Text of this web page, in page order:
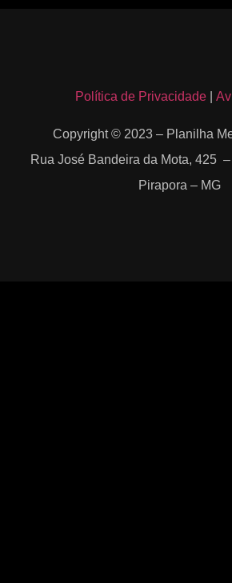
Política de Privacidade
Copyright © 2023 – Planilha
Rua José Bandeira da Mota, 425
Pirapora – MG